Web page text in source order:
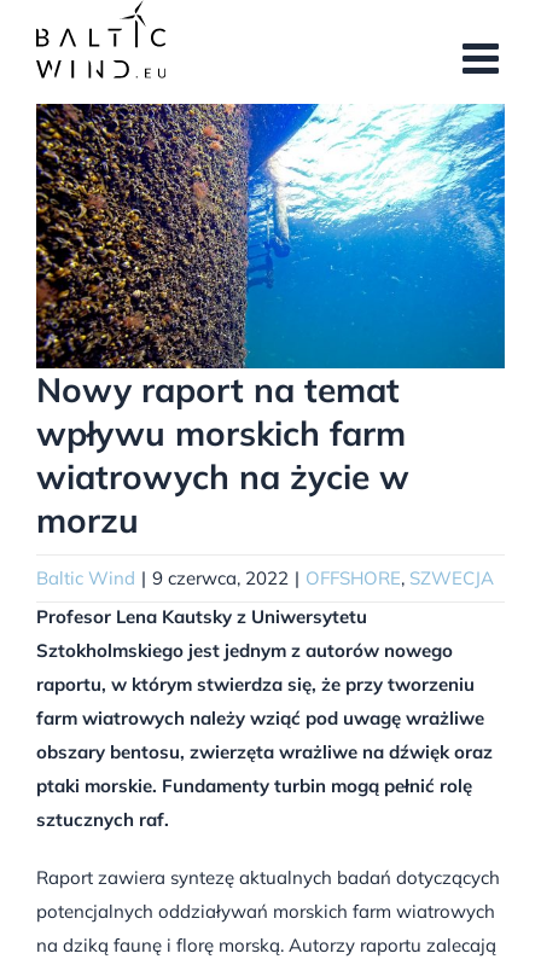
zawartości
Pokaż
większy
obrazek
Nowy raport na temat
wpływu morskich farm
wiatrowych na życie w
morzu
Baltic Wind | 9 czerwca, 2022 | OFFSHORE, SZWECJA
Profesor Lena Kautsky z Uniwersytetu
Sztokholmskiego jest jednym z autorów nowego
raportu, w którym stwierdza się, że przy tworzeniu
farm wiatrowych należy wziąć pod uwagę wrażliwe
obszary bentosu, zwierzęta wrażliwe na dźwięk oraz
ptaki morskie. Fundamenty turbin mogą pełnić rolę
sztucznych raf.
Raport zawiera syntezę aktualnych badań dotyczących
potencjalnych oddziaływań morskich farm wiatrowych
na dziką faunę i florę morską. Autorzy raportu zalecają